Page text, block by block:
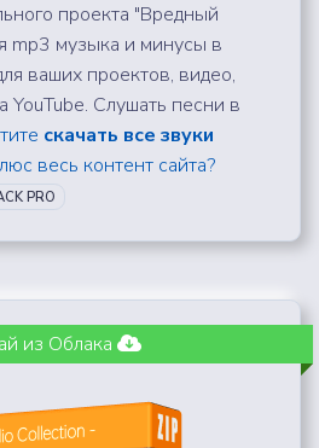
проекта "Вредный
mp3 музыка и минусы в
ваших проектов, видео,
YouTube. Слушать песни в
скачать все звуки
весь контент сайта?
PRO
из Облака